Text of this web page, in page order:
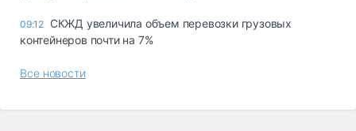
09:12 СКЖД увеличила объем перевозки грузовых
контейнеров почти на 7%
Все новости